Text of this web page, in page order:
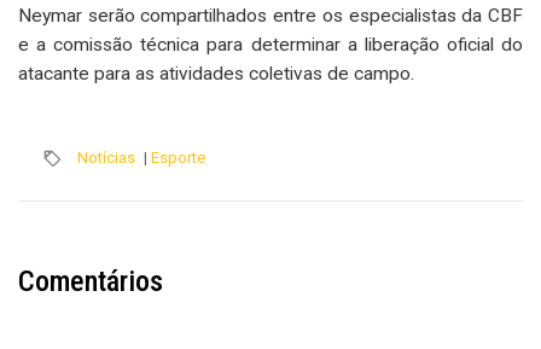
Neymar serão compartilhados entre os especialistas da CBF
e a comissão técnica para determinar a liberação oficial do
atacante para as atividades coletivas de campo.
Notícias | Esporte
Comentários